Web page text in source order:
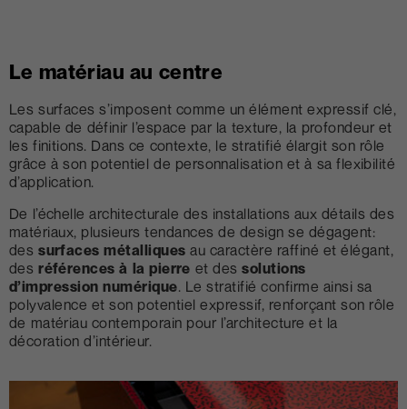
Le matériau au centre
Les surfaces s’imposent comme un élément expressif clé,
capable de définir l’espace par la texture, la profondeur et
les finitions. Dans ce contexte, le stratifié élargit son rôle
grâce à son potentiel de personnalisation et à sa flexibilité
d’application.
De l’échelle architecturale des installations aux détails des
matériaux, plusieurs tendances de design se dégagent:
dessurfaces métalliques au caractère raffiné et élégant,
desréférences à la pierre et dessolutions
d’impression numérique. Le stratifié confirme ainsi sa
polyvalence et son potentiel expressif, renforçant son rôle
de matériau contemporain pour l’architecture et la
décoration d’intérieur.